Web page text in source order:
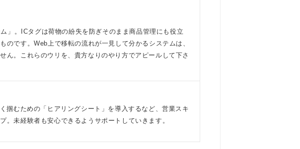
」。ICタグは荷物の紛失を防ぎそのまま商品管理にも役立
のです。Web上で移転の流れが一見して分かるシステムは、
ん。これらのウリを、貴方なりのやり方でアピールして下さ
掴むための「ヒアリングシート」を導入するなど、営業スキ
。未経験者も安心できるようサポートしていきます。